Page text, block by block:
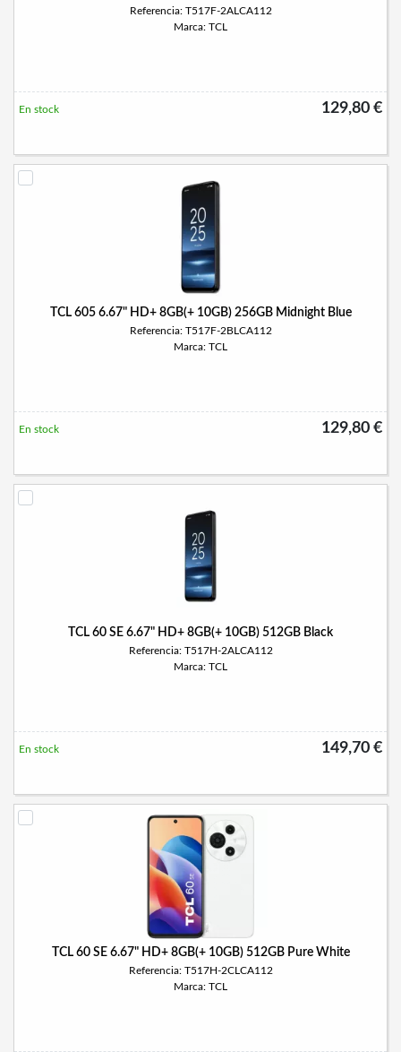
Referencia: T517F-2ALCA112
Marca: TCL
129,80 €
En stock
TCL 605 6.67" HD+ 8GB(+ 10GB) 256GB Midnight Blue
Referencia: T517F-2BLCA112
Marca: TCL
129,80 €
En stock
TCL 60 SE 6.67" HD+ 8GB(+ 10GB) 512GB Black
Referencia: T517H-2ALCA112
Marca: TCL
149,70 €
En stock
TCL 60 SE 6.67" HD+ 8GB(+ 10GB) 512GB Pure White
Referencia: T517H-2CLCA112
Marca: TCL